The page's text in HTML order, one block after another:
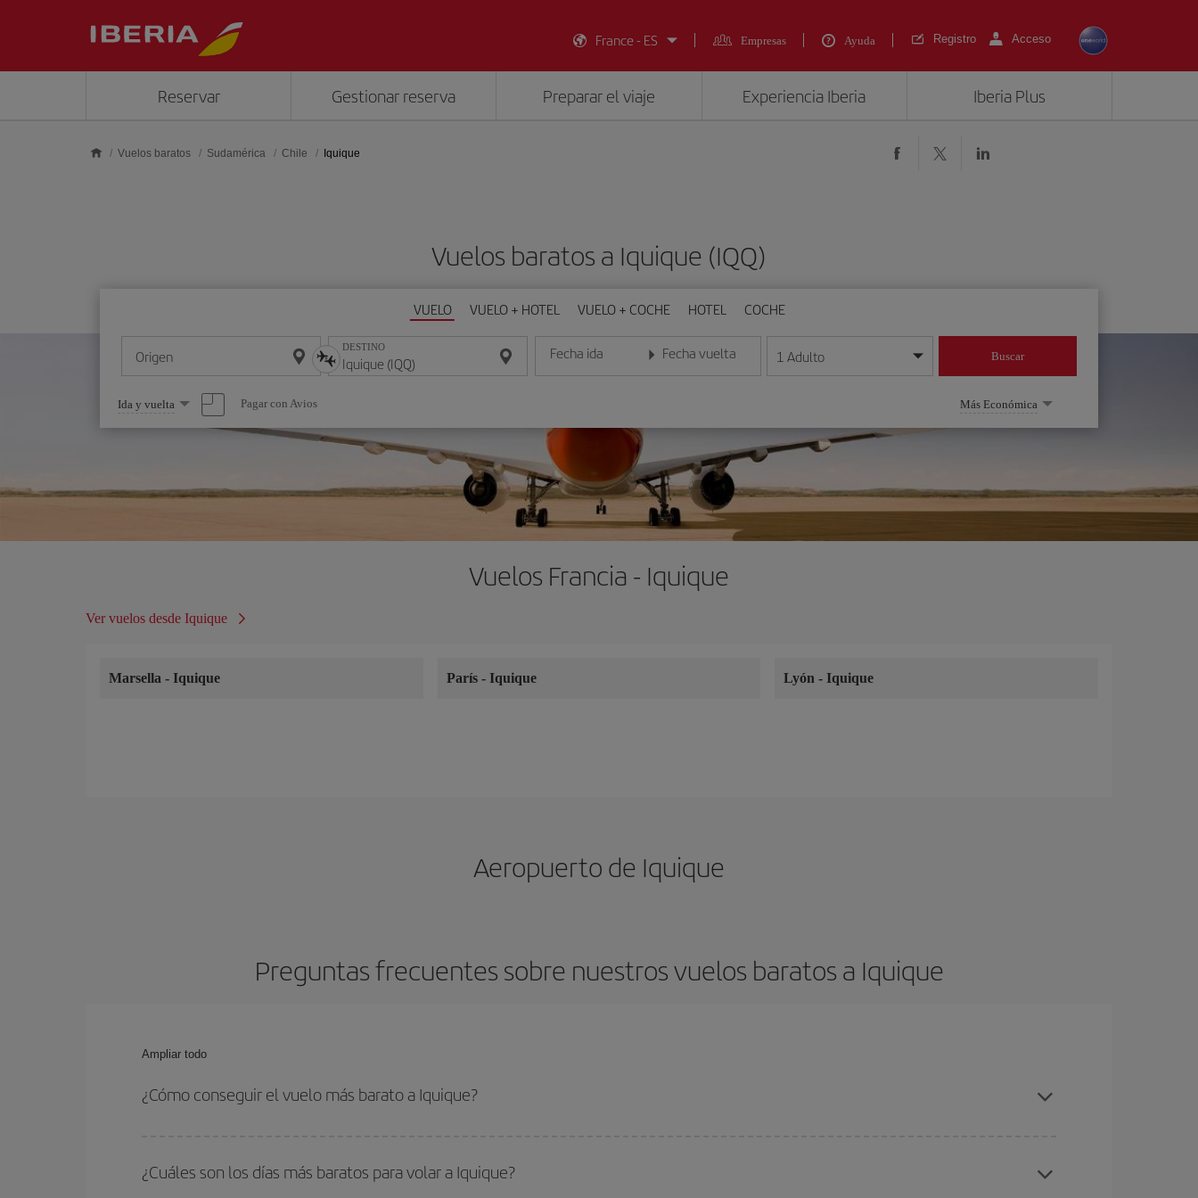
France - ES
Empresas Ayuda Registro Acceso
Reservar Gestionar reserva Preparar el viaje Experiencia Iberia Iberia Plus
Vuelos baratos Sudamérica Chile Iquique
Vuelos baratos a Iquique (IQQ)
VUELO VUELO + HOTEL VUELO + COCHE HOTEL COCHE
Origen DESTINO Fecha ida
Introduce la fecha en formato día/mes/año
Fecha vuelta
Introduce la fecha en formato día/mes/año
1 Adulto Buscar
Seleccione
una
opción
Ida y vuelta Pagar con Avios Más Económica
Vuelos Francia - Iquique
Ver vuelos desde Iquique
Marsella - Iquique París - Iquique Lyón-Iquique
Aeropuerto de Iquique
Preguntas frecuentes sobre nuestros vuelos baratos a Iquique
Ampliar todo
¿Cómo conseguir el vuelo más barato a Iquique?
vuelta. Además, si no tienes decidido un destino concreto para tu viaje, mira nuestras ofertas y déjate inspirar: seguro que encuentras el vuelo más barato.
¿Cuáles son los días más baratos para volar a Iquique?